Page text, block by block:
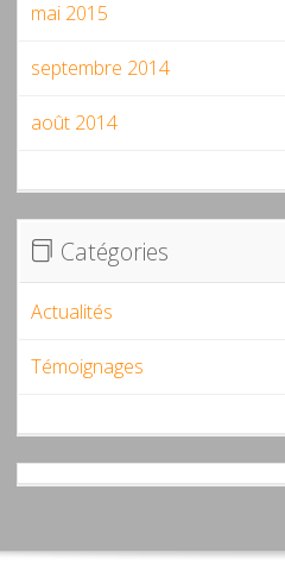
mai 2015
septembre 2014
août 2014
Catégories
Actualités
Témoignages